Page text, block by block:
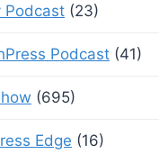
Podcast (23)
Podcast (41)
(695)
Edge (16)